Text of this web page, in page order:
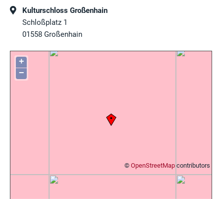
Kulturschloss Großenhain
Schloßplatz 1
01558 Großenhain
+
−
© OpenStreetMap contributors